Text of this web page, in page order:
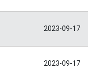
2023-09-17
2023-09-17